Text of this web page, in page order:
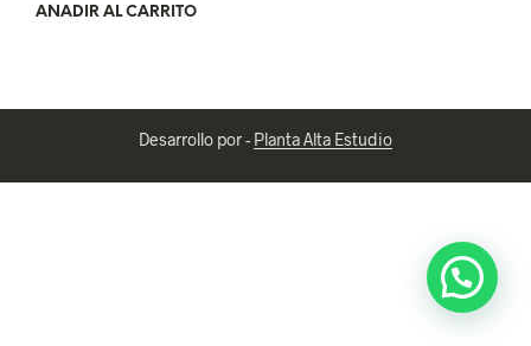
AÑADIR AL CARRITO
Desarrollo por - Planta Alta Estudio